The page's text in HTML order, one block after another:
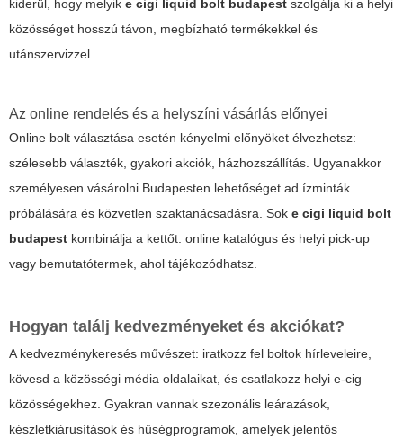
kiderül, hogy melyik e cigi liquid bolt budapest szolgálja ki a helyi
közösséget hosszú távon, megbízható termékekkel és
utánszervizzel.
Az online rendelés és a helyszíni vásárlás előnyei
Online bolt választása esetén kényelmi előnyöket élvezhetsz:
szélesebb választék, gyakori akciók, házhozszállítás. Ugyanakkor
személyesen vásárolni Budapesten lehetőséget ad ízminták
próbálására és közvetlen szaktanácsadásra. Sok e cigi liquid bolt
budapest kombinálja a kettőt: online katalógus és helyi pick-up
vagy bemutatótermek, ahol tájékozódhatsz.
Hogyan találj kedvezményeket és akciókat?
A kedvezménykeresés művészet: iratkozz fel boltok hírleveleire,
kövesd a közösségi média oldalaikat, és csatlakozz helyi e-cig
közösségekhez. Gyakran vannak szezonális leárazások,
készletkiárusítások és hűségprogramok, amelyek jelentős